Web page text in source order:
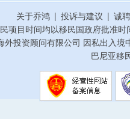
关于乔鸿 | 投诉与建议 | 诚
项目时间均以移民国政府批准
投资顾问有限公司 因私出入
巴尼亚移